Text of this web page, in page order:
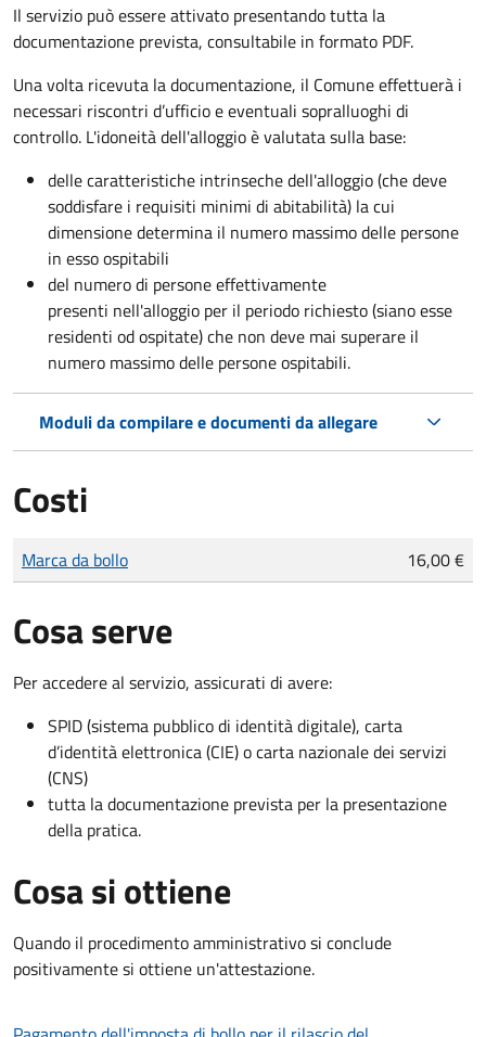
Il servizio può essere attivato presentando tutta la
documentazione prevista, consultabile in formato PDF.
Una volta ricevuta la documentazione, il Comune effettuerà i
necessari riscontri d’ufficio e eventuali sopralluoghi di
controllo. L'idoneità dell'alloggio è valutata sulla base:
delle caratteristiche intrinseche dell'alloggio (che deve
soddisfare i requisiti minimi di abitabilità) la cui
dimensione determina il numero massimo delle persone
in esso ospitabili
del numero di persone effettivamente
presenti nell'alloggio per il periodo richiesto (siano esse
residenti od ospitate) che non deve mai superare il
numero massimo delle persone ospitabili.
Moduli da compilare e documenti da allegare
Costi
Tipo di pagamento
Importo
Marca da bollo 16,00 €
Cosa serve
Per accedere al servizio, assicurati di avere:
SPID (sistema pubblico di identità digitale), carta
d’identità elettronica (CIE) o carta nazionale dei servizi
(CNS)
tutta la documentazione prevista per la presentazione
della pratica.
Cosa si ottiene
Quando il procedimento amministrativo si conclude
positivamente si ottiene un'attestazione.